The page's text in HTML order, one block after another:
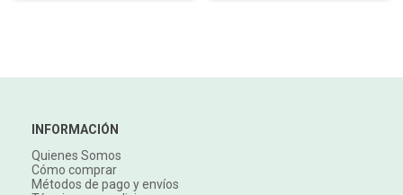
INFORMACIÓN
Quienes Somos
Cómo comprar
Métodos de pago y envíos